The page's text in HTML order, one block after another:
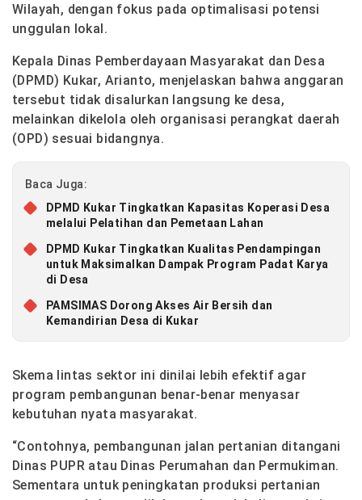
Wilayah, dengan fokus pada optimalisasi potensi
unggulan lokal.
Kepala Dinas Pemberdayaan Masyarakat dan Desa
(DPMD) Kukar, Arianto, menjelaskan bahwa anggaran
tersebut tidak disalurkan langsung ke desa,
melainkan dikelola oleh organisasi perangkat daerah
(OPD) sesuai bidangnya.
Baca Juga:
DPMD Kukar Tingkatkan Kapasitas Koperasi Desa
melalui Pelatihan dan Pemetaan Lahan
DPMD Kukar Tingkatkan Kualitas Pendampingan
untuk Maksimalkan Dampak Program Padat Karya
di Desa
PAMSIMAS Dorong Akses Air Bersih dan
Kemandirian Desa di Kukar
Skema lintas sektor ini dinilai lebih efektif agar
program pembangunan benar-benar menyasar
kebutuhan nyata masyarakat.
“Contohnya, pembangunan jalan pertanian ditangani
Dinas PUPR atau Dinas Perumahan dan Permukiman.
Sementara untuk peningkatan produksi pertanian